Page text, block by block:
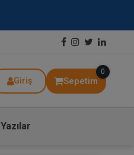
Giriş Sepetim
0
Yazılar